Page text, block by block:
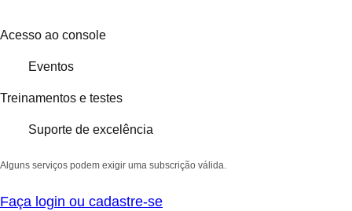
Acesso ao console
Eventos
Treinamentos e testes
Suporte de excelência
Alguns serviços podem exigir uma subscrição válida.
Faça login ou cadastre-se